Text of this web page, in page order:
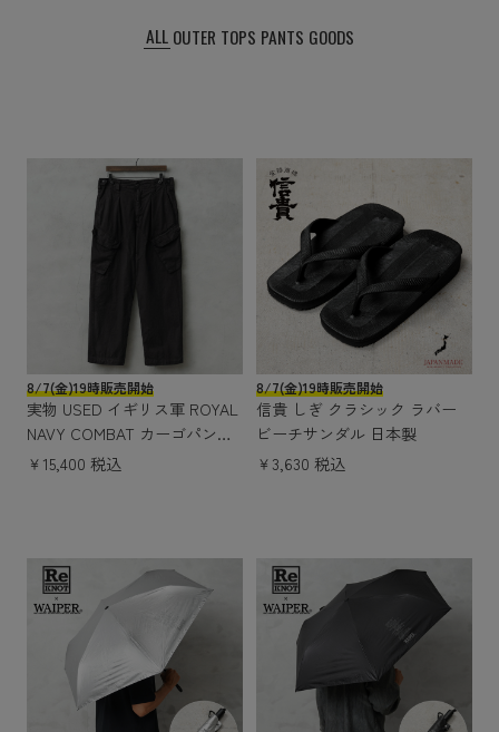
ALL OUTER TOPS PANTS GOODS
8/7(金)19時販売開始
実物 USED イギリス軍 ROYAL
NAVY COMBAT カーゴパンツ
スラントポケット DEEP BLAC
￥15,400 税込
8/7(金)19時販売開始
信貴 しぎ クラシック ラバー
ビーチサンダル 日本製
￥3,630 税込